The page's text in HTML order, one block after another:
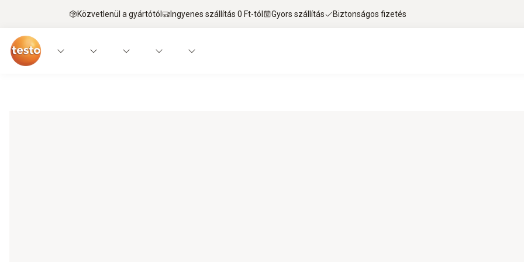
Közvetlenül a gyártótól Ingyenes szállítás 0 Ft-tól Gyors szállítás Biztonságos fizetés